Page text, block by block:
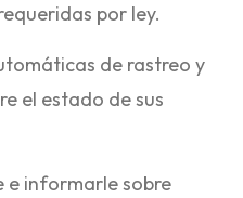
por ley.
de rastreo y
el estado de sus
e informarle sobre